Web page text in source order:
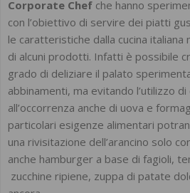
Corporate Chef che hanno
con l’obiettivo di servire dei piatti
le caratteristiche dalla cucina italiana
di alcuni prodotti. Infatti è possibile
grado di deliziare il palato
abbinamenti, ma evitando l’utilizzo
all’occorrenza anche di uova e
particolari esigenze alimentari
una rivisitazione dell’arancino solo
anche hamburger a base di fagioli,
zucchine ripiene, zuppa di patate